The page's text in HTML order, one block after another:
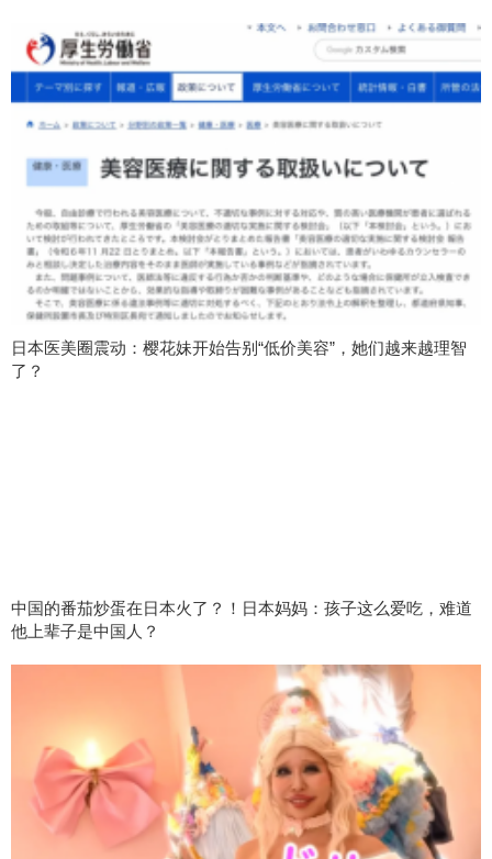
日本医美圈震动：樱花妹开始告别“低价美容”，她们越来越理智
了？
中国的番茄炒蛋在日本火了？！日本妈妈：孩子这么爱吃，难道
他上辈子是中国人？